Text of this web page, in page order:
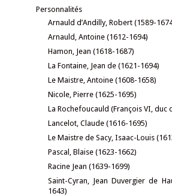
Personnalités
Arnauld d’Andilly, Robert (1589-
Arnauld, Antoine (1612-1694)
Hamon, Jean (1618-1687)
La Fontaine, Jean de (1621-1694)
Le Maistre, Antoine (1608-1658)
Nicole, Pierre (1625-1695)
La Rochefoucauld (François VI, duc
Lancelot, Claude (1616-1695)
Le Maistre de Sacy, Isaac-Louis
Pascal, Blaise (1623-1662)
Racine Jean (1639-1699)
Saint-Cyran, Jean Duvergier de
1643)